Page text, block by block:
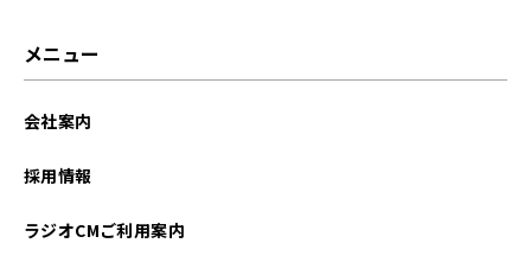
メニュー
会社案内
採用情報
ラジオCMご利用案内